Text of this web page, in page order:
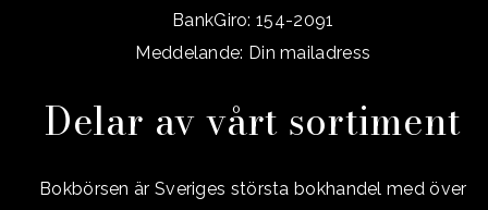
BankGiro: 154-2091
Meddelande: Din mailadress
Delar av vårt sortiment
Bokbörsen är Sveriges största bokhandel med över